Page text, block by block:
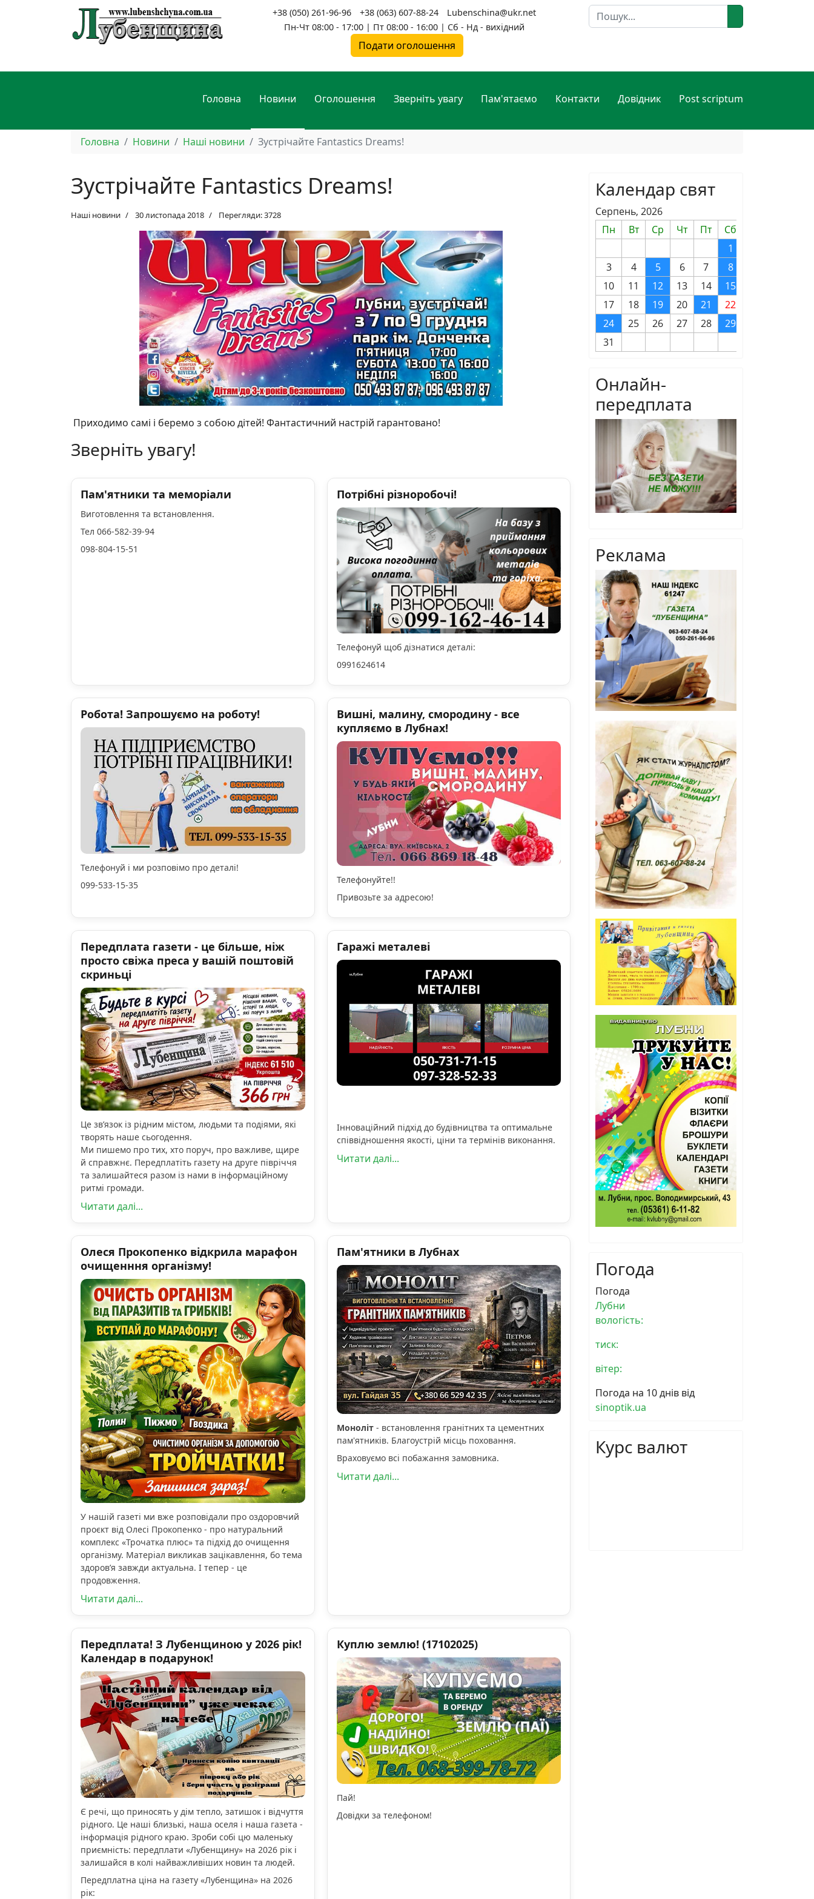
+38 (050) 261-96-96 +38 (063) 607-88-24
Lubenschina@ukr.net
Пн-Чт 08:00 - 17:00 | Пт 08:00 - 16:00 | Сб - Нд - вихідний
Подати оголошення
Пошук
Головна Новини Оголошення Зверніть увагу Пам'ятаємо Контакти Довідник Post scriptum
Головна Новини Наші новини Зустрічайте Fantastics Dreams!
Зустрічайте Fantastics Dreams!
Наші новини 30 листопада 2018 Перегляди: 3728
Приходимо самі і беремо з собою дітей! Фантастичний настрій гарантовано!
Зверніть увагу!
Пам'ятники та меморіали
Виготовлення та встановлення.
Тел 066-582-39-94
098-804-15-51
Потрібні різноробочі!
Телефонуй щоб дізнатися деталі:
0991624614
Робота! Запрошуємо на роботу!
Телефонуй і ми розповімо про деталі!
099-533-15-35
Вишні, малину, смородину - все
купляємо в Лубнах!
Телефонуйте!!
Привозьте за адресою!
Передплата газети - це більше, ніж
просто свіжа преса у вашій поштовій
скриньці
Це зв’язок із рідним містом, людьми та подіями, які
творять наше сьогодення.
Ми пишемо про тих, хто поруч, про важливе, щире
й справжнє. Передплатіть газету на друге півріччя
та залишайтеся разом із нами в інформаційному
ритмі громади.
Читати далі...
Гаражі металеві
Інноваційний підхід до будівництва та оптимальне
співвідношення якості, ціни та термінів виконання.
Читати далі...
Олеся Прокопенко відкрила марафон
очищенння організму!
У нашій газеті ми вже розповідали про оздоровчий
проєкт від Олесі Прокопенко - про натуральний
комплекс «Трочатка плюс» та підхід до очищення
організму. Матеріал викликав зацікавлення, бо тема
здоров’я завжди актуальна. І тепер - це
продовження.
Читати далі...
Пам'ятники в Лубнах
Моноліт- встановлення гранітних та цементних
пам'ятників. Благоустрій місць поховання.
Враховуємо всі побажання замовника.
Читати далі...
Передплата! З Лубенщиною у 2026 рік!
Календар в подарунок!
Є речі, що приносять у дім тепло, затишок і відчуття
рідного. Це наші близькі, наша оселя і наша газета -
інформація рідного краю. Зроби собі цю маленьку
приємність: передплати «Лубенщину» на 2026 рік і
залишайся в колі найважливіших новин та людей.
Передплатна ціна на газету «Лубенщина» на 2026
рік:
Куплю землю! (17102025)
Пай!
Довідки за телефоном!
Календар свят
Серпень, 2026
Пн
Вт Ср Чт Пт Сб
1
3
4 5 6 7 8
10
11 12 13 14 15
17
18 19 20 21 22
24
25 26 27 28 29
31
Онлайн-
передплата
Реклама
Погода
Погода
Лубни
вологість:
тиск:
вітер:
Погода на 10 днів від
sinoptik.ua
Курс валют